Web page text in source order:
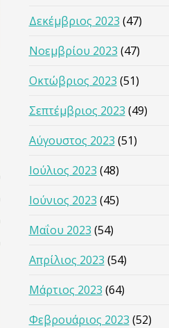
Δεκέμβριος 2023 (47)
Νοεμβρίου 2023 (47)
Οκτώβριος 2023 (51)
Σεπτέμβριος 2023 (49)
Αύγουστος 2023 (51)
Ιούλιος 2023 (48)
Ιούνιος 2023 (45)
Μαΐου 2023 (54)
Απρίλιος 2023 (54)
Μάρτιος 2023 (64)
Φεβρουάριος 2023 (52)